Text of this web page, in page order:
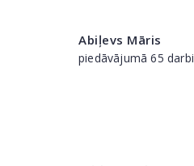
Abiļevs Māris
piedāvājumā 65 darbi